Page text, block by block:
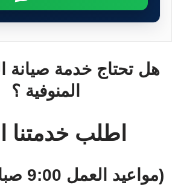
هل تحتاج خدمة صيانة
المنوفية ؟
اطلب خدمتنا